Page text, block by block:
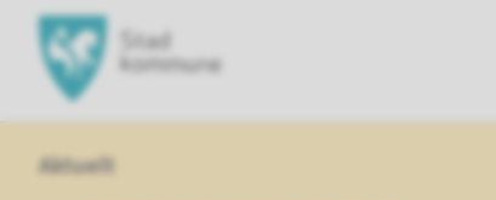
Hovedportal
Aktuelt